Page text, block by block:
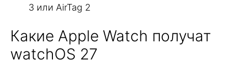
3 или AirTag 2
Какие Apple Watch получат
watchOS 27